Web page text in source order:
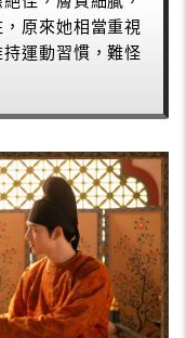
原來她相當重視
運動習慣，難怪